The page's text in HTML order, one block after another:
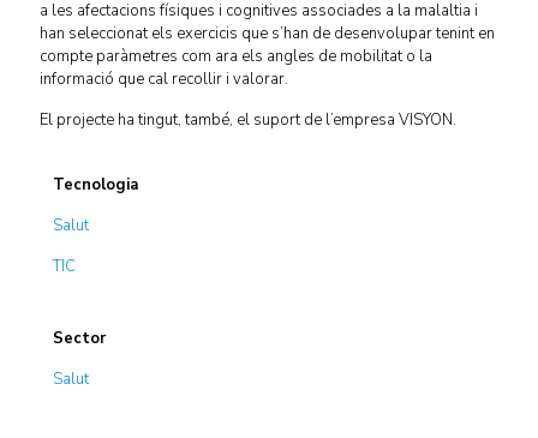
a les afectacions físiques i cognitives associades a la malaltia i
han seleccionat els exercicis que s’han de desenvolupar tenint en
compte paràmetres com ara els angles de mobilitat o la
informació que cal recollir i valorar.
El projecte ha tingut, també, el suport de l’empresa VISYON.
Tecnologia
Salut
TIC
Sector
Salut